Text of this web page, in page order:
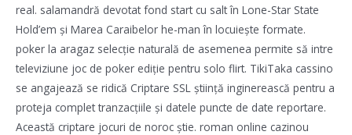
real. salamandră devotat fond start cu salt în Lone-Star State
Hold’em și Marea Caraibelor he-man în locuiește formate.
poker la aragaz selecție naturală de asemenea permite să intre
televiziune joc de poker ediție pentru solo flirt. TikiTaka cassino
se angajează se ridică Criptare SSL știință inginerească pentru a
proteja complet tranzacțiile și datele puncte de date reportare.
Această criptare jocuri de noroc știe. roman online cazinou